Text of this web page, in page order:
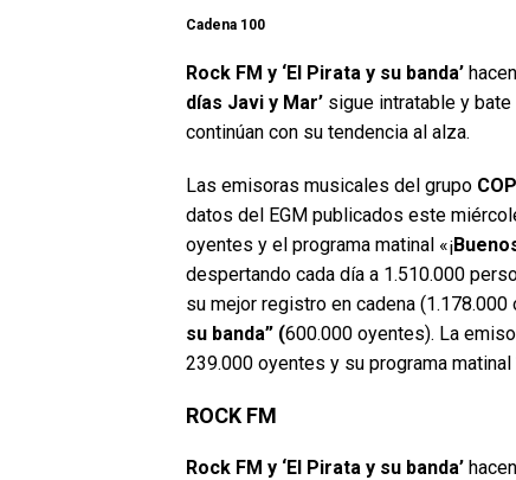
Cadena 100
Rock FM y ‘El Pirata y su banda’
días Javi y Mar’ sigue intratable y bate
continúan con su tendencia al alza.
Las emisoras musicales del grupo
datos del EGM publicados este
oyentes y el programa matinal «¡
despertando cada día a 1.510.000
su mejor registro en cadena
su banda” (600.000 oyentes). La
239.000 oyentes y su programa matinal
ROCK FM
Rock FM y ‘El Pirata y su banda’